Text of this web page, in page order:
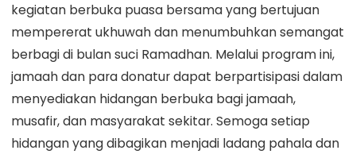
kegiatan berbuka puasa bersama yang bertujuan
mempererat ukhuwah dan menumbuhkan semangat
berbagi di bulan suci Ramadhan. Melalui program ini,
jamaah dan para donatur dapat berpartisipasi dalam
menyediakan hidangan berbuka bagi jamaah,
musafir, dan masyarakat sekitar. Semoga setiap
hidangan yang dibagikan menjadi ladang pahala dan